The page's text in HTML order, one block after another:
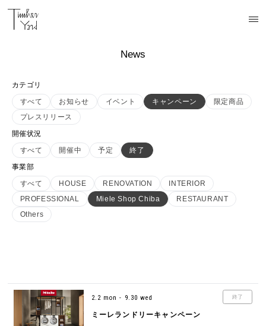
News
カテゴリ
すべて
お知らせ イベント キャンペーン
限定商品
プレスリリース
開催状況
すべて
開催中 予定
終了
事業部
すべて
HOUSE RENOVATION
INTERIOR
PROFESSIONAL
Miele Shop Chiba
RESTAURANT
Others
終了
2.2 mon - 9.30 wed
ミーレランドリーキャンペーン